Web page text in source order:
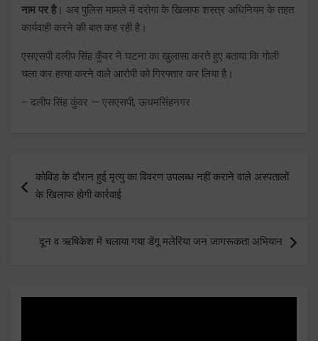
नाम पर है। अब पुलिस मामले में दरोगा के खिलाफ शस्त्र अधिनियम के तहत
कार्यवाही करने की बात कह रही है।
एसएसपी दलीप सिंह कुँवर ने घटना का खुलासा करते हुए बताया कि गोली
चला कर हत्या करने वाले आरोपी को गिरफ्तार कर लिया है।
– दलीप सिंह कुंवर — एसएसपी, ऊधमसिंहनगर
navigation
कोविड के दौरान हुई मृत्यु का विवरण उपलब्ध नहीं कराने वाले अस्पतालों
के खिलाफ होगी कार्रवाई
दून व ऋषिकेश में चलाया गया डेंगू मलेरिया जन जागरूकता अभियान